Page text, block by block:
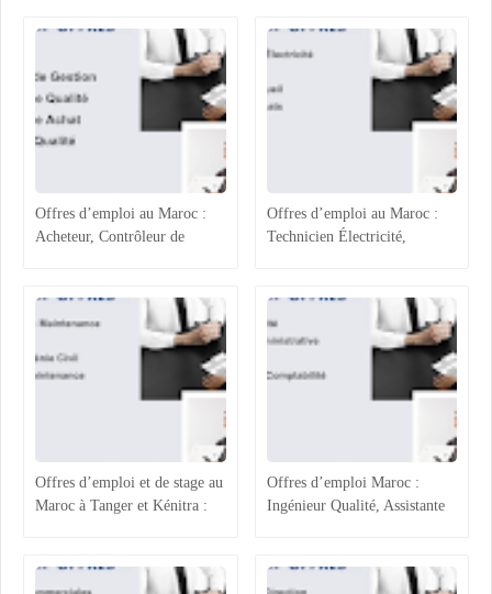
Offres d’emploi au Maroc :
Acheteur, Contrôleur de
Offres d’emploi au Maroc :
Technicien Électricité,
Offres d’emploi et de stage au
Maroc à Tanger et Kénitra :
humaines et projets techniques
Offres d’emploi Maroc :
Ingénieur Qualité, Assistante